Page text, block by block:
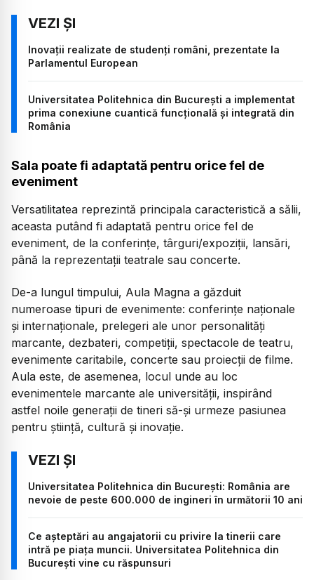
Inovații realizate de studenți români, prezentate la
Parlamentul European
Universitatea Politehnica din București a implementat
prima conexiune cuantică funcțională și integrată din
România
Sala poate fi adaptată pentru orice fel de
eveniment
Versatilitatea reprezintă principala caracteristică a sălii,
aceasta putând fi adaptată pentru orice fel de
eveniment, de la conferințe, târguri/expoziții, lansări,
până la reprezentații teatrale sau concerte.
De-a lungul timpului, Aula Magna a găzduit
numeroase tipuri de evenimente: conferințe naționale
și internaționale, prelegeri ale unor personalități
marcante, dezbateri, competiții, spectacole de teatru,
evenimente caritabile, concerte sau proiecții de filme.
Aula este, de asemenea, locul unde au loc
evenimentele marcante ale universității, inspirând
astfel noile generații de tineri să-și urmeze pasiunea
pentru știință, cultură și inovație.
Universitatea Politehnica din București: România are
nevoie de peste 600.000 de ingineri în următorii 10 ani
Ce așteptări au angajatorii cu privire la tinerii care
intră pe piața muncii. Universitatea Politehnica din
București vine cu răspunsuri